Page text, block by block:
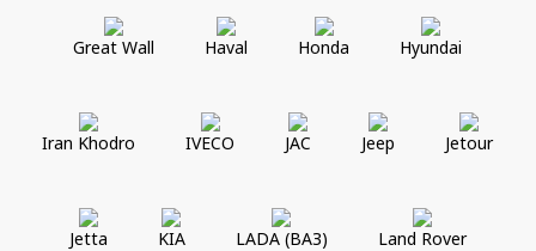
Great Wall Haval Honda Hyundai
Iran Khodro IVECO JAC Jeep Jetour
Jetta KIA LADA (ВАЗ) Land Rover